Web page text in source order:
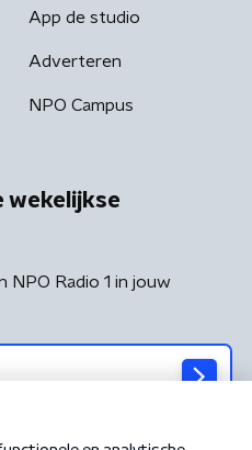
App de studio
Adverteren
NPO Campus
wekelijkse
NPO Radio 1 in jouw